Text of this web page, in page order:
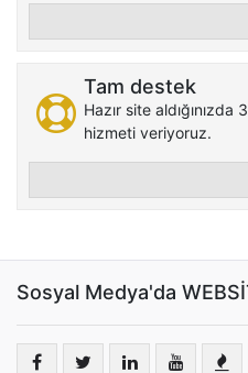
Tam destek
Hazır site
hizmeti veriyoruz.
Sosyal Medya'da